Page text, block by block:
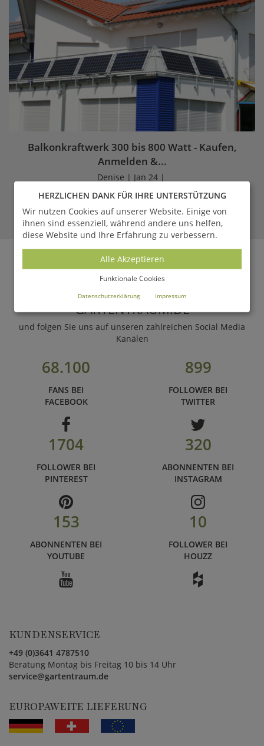
Balkonkraftwerk 300 bis 800 Watt - Kaufen,
Anmelden &...
Denise | Jan 24 |
LESEN
ZUM MAGAZIN
WERDEN SIE FAN VON
GARTENTRAUM.DE
und folgen Sie uns auf unseren zahlreichen Social Media
Kanälen
68.100
FANS BEI
FACEBOOK
899
FOLLOWER BEI
TWITTER
1704
FOLLOWER BEI
PINTEREST
320
ABONNENTEN BEI
INSTAGRAM
153
ABONNENTEN BEI
YOUTUBE
10
FOLLOWER BEI
HOUZZ
KUNDENSERVICE
+49 (0)3641 4787510
Beratung Montag bis Freitag 10 bis 14 Uhr
service@gartentraum.de
EUROPAWEITE LIEFERUNG
HERZLICHEN DANK FÜR IHRE UNTERSTÜTZUNG
Wir nutzen Cookies auf unserer Website. Einige von
ihnen sind essenziell, während andere uns helfen,
diese Website und Ihre Erfahrung zu verbessern.
Alle Akzeptieren
Funktionale Cookies
Datenschutzerklärung Impressum